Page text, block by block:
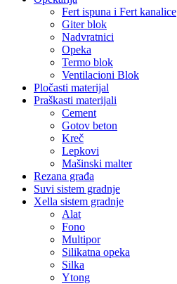
Fert ispuna i Fert kanalice
Giter blok
Nadvratnici
Opeka
Termo blok
Ventilacioni Blok
Pločasti materijal
Praškasti materijali
Cement
Gotov beton
Kreč
Lepkovi
Mašinski malter
Rezana građa
Suvi sistem gradnje
Xella sistem gradnje
Alat
Fono
Multipor
Silikatna opeka
Silka
Ytong